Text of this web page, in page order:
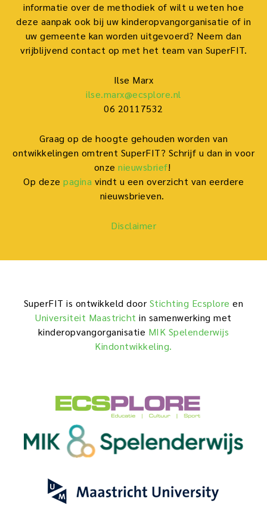
informatie over de methodiek of wilt u weten hoe
deze aanpak ook bij uw kinderopvangorganisatie of in
uw gemeente kan worden uitgevoerd? Neem dan
vrijblijvend contact op met het team van SuperFIT.
Ilse Marx
ilse.marx@ecsplore.nl
06 20117532
Graag op de hoogte gehouden worden van
ontwikkelingen omtrent SuperFIT? Schrijf u dan in voor
onze nieuwsbrief!
Op deze pagina vindt u een overzicht van eerdere
nieuwsbrieven.
Disclaimer
SuperFIT is ontwikkeld door Stichting Ecsplore en
Universiteit Maastricht in samenwerking met
kinderopvangorganisatie MIK Spelenderwijs
Kindontwikkeling.